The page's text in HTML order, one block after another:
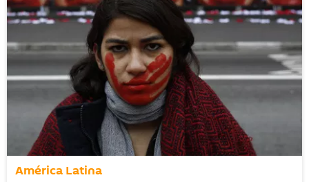
América Latina